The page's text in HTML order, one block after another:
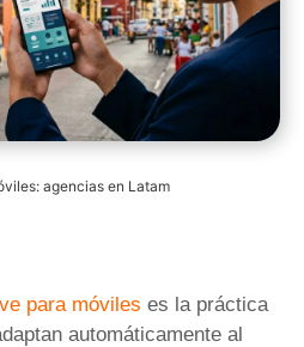
agencias en Latam
para móviles es la práctica
automáticamente al